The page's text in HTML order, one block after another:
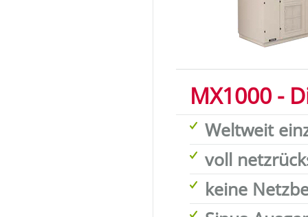
MX1000 -
Weltweit
voll
keine